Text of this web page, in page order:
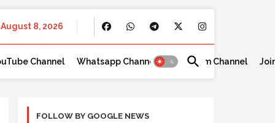
August 8, 2026
Channel Whatsapp Channel Telegram Channel
FOLLOW BY GOOGLE NEWS